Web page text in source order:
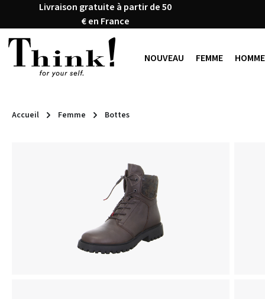
au contenu principal
Passer à la recherche
Passer à la navigation principale
Livraison gratuite à partir de 50
€ en France
NOUVEAU FEMME HOMME
Accueil Femme Bottes